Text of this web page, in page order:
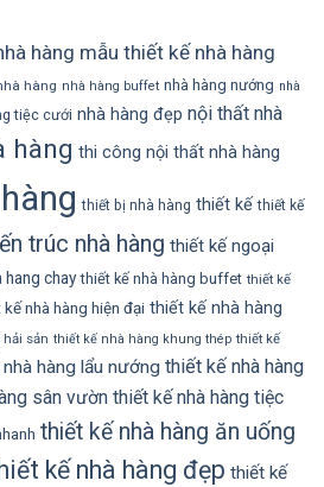
hàng mẫu thiết kế nhà hàng
hàng nhà hàng buffet nhà hàng nướng nhà
tiệc cưới nhà hàng đẹp nội thất nhà
hàng thi công nội thất nhà hàng
thiết bị nhà hàng thiết kế thiết kế
trúc nhà hàng thiết kế ngoại
hang chay thiết kế nhà hàng buffet thiết kế
nhà hàng hiện đại thiết kế nhà hàng
sản thiết kế nhà hàng khung thép thiết kế
hàng lẩu nướng thiết kế nhà hàng
sân vườn thiết kế nhà hàng tiệc
thiết kế nhà hàng ăn uống
kế nhà hàng đẹp thiết kế